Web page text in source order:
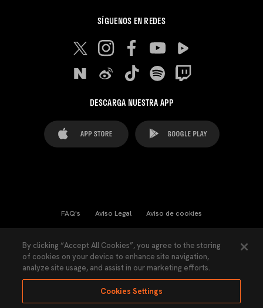
SÍGUENOS EN REDES
DESCARGA NUESTRA APP
FAQ's Aviso Legal Aviso de cookies
Ley Transparencia Política de Privacidad
Accesibilidad
By clicking “Accept All Cookies”, you agree to the storing
of cookies on your device to enhance site navigation,
analyze site usage, and assist in our marketing efforts.
Cookies Settings